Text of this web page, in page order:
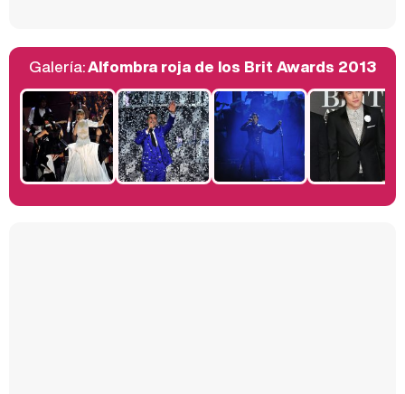
Belén Esteban: "Estoy emocionada, muy contenta y muy feliz por llegar a RTVE"
Manu Baqueiro: "Tuve como referente a Bruce Willis en 'Luz de Luna' para mi trabajo en la serie 'Perdiendo el juicio'"
Galería:Alfombra roja de los Brit Awards 2013